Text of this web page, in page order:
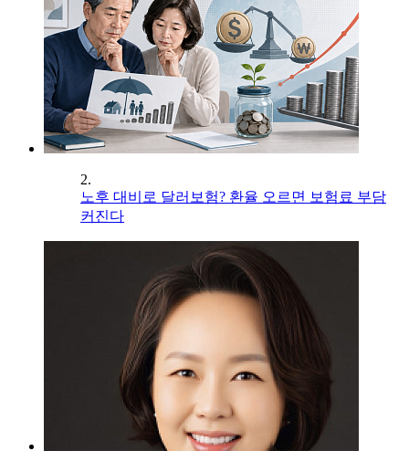
2.
노후 대비로 달러보험? 환율 오르면 보험료 부담
커진다